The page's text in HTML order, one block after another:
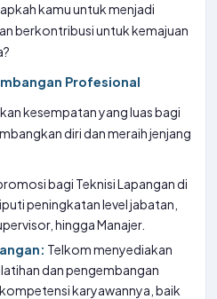
kamu untuk menjadi
berkontribusi untuk kemajuan
Profesional
kesempatan yang luas bagi
diri dan meraih jenjang
bagi Teknisi Lapangan di
peningkatan level jabatan,
hingga Manajer.
Telkom menyediakan
dan pengembangan
karyawannya, baik